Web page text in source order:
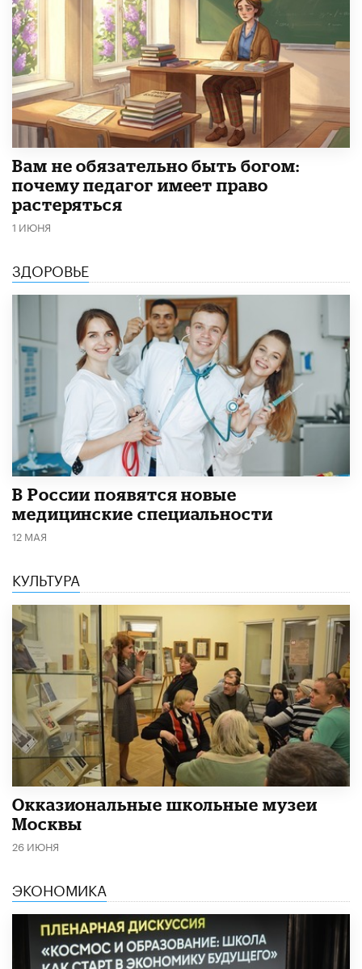
​Вам не обязательно быть богом:
почему педагог имеет право
растеряться
1 ИЮНЯ
ЗДОРОВЬЕ
В России появятся новые
медицинские специальности
12 МАЯ
КУЛЬТУРА
​Окказиональные школьные музеи
Москвы
26 ИЮНЯ
ЭКОНОМИКА